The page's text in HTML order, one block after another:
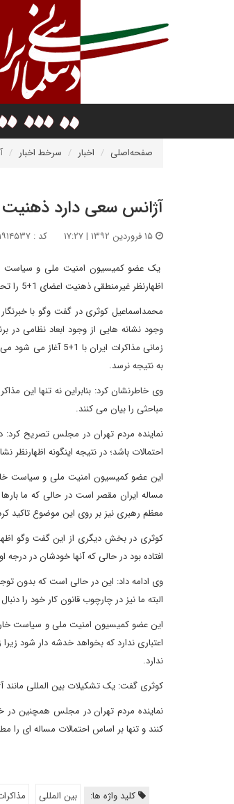
صفحه‌اصلی اخبار سرخط اخبار
آژانس سعی دارد ذهنیت اعضای 1+5 را
کد : ۱۹۱۴۵۳۷
یک عضو کمیسیون امنیت ملی و سیاست
اظهارنظر غیرمنطقی ذهنیت اعضای 1+5 را تحت تاثیر قرار دهند.
محمداسماعیل کوثری در گفت وگو با
وجود نشانه هایی از وجود ابعاد نظامی
به نتیجه نرسد.
وی خاطرنشان کرد: بنابراین نه تنها این
مباحثی را بیان می کنند.
نماینده مردم تهران در مجلس تصریح
احتمالات باشد؛ در نتیجه اینگونه
این عضو کمیسیون امنیت ملی و سیاست
مساله ایران مقصر است در حالی که ما
معظم رهبری نیز بر روی این موضوع تاکید
کوثری در بخش دیگری از این گفت وگو
افتاده بود در حالی که آنها خودشان در
وی ادامه داد: این در حالی است که بدون
البته ما نیز در چارچوب قانون کار خود را
این عضو کمیسیون امنیت ملی و سیاست خارجی
اعتباری ندارد که بخواهد خدشه دار شود
ندارد.
کوثری گفت: یک تشکیلات بین المللی مانند
نماینده مردم تهران در مجلس همچنین در
کنند و تنها بر اساس احتمالات مساله ای
کلید واژه ها: بین المللی